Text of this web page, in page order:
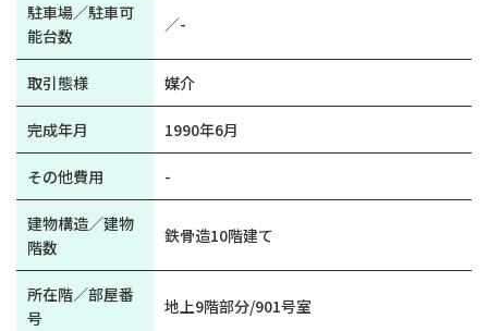
駐車場／駐車可
能台数
／-
取引態様 媒介
完成年月 1990年6月
その他費用 -
建物構造／建物
階数
鉄骨造10階建て
所在階／部屋番
号
地上9階部分/901号室